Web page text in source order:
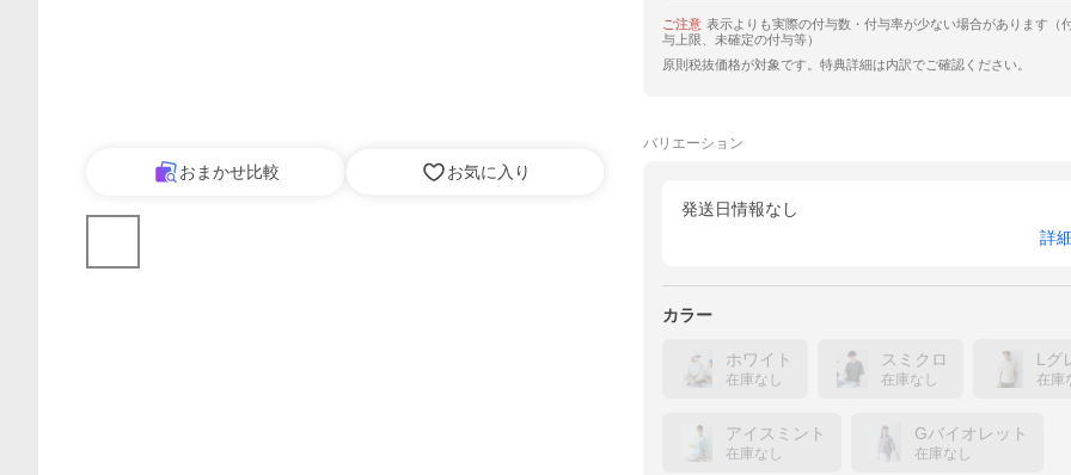
おまかせ比較 お気に入り
ご注意 表示よりも実際の付与数・付与率が少ない場合があります（
与上限、未確定の付与等）
原則税抜価格が対象です。特典詳細は内訳でご確認ください。
バリエーション
発送日情報なし
詳
カラー
ホワイト
在庫なし
スミクロ
在庫なし
Lグ
在庫
アイスミント
在庫なし
Gバイオレット
在庫なし